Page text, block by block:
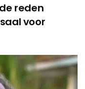
reden
voor